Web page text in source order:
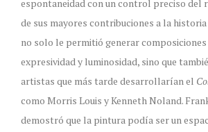
espontaneidad con un control preciso del
de sus mayores contribuciones a la
no solo le permitió generar
expresividad y luminosidad, sino que
artistas que más tarde desarrollarían el
como Morris Louis y Kenneth Noland.
demostró que la pintura podía ser un